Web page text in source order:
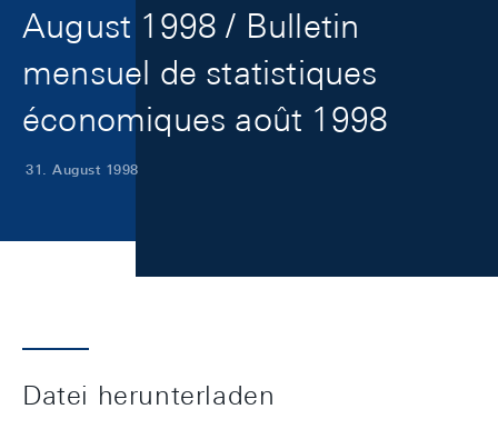
August 1998 / Bulletin
mensuel de statistiques
économiques août 1998
31. August 1998
Datei herunterladen